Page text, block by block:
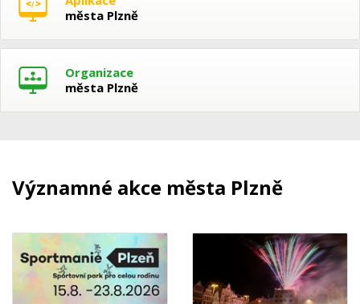
města Plzně
Organizace
města Plzně
Významné akce města Plzně